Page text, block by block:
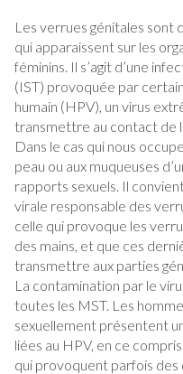
Les verrues génitales sont
qui apparaissent sur les
féminins. Il s’agit d’une
(IST) provoquée par
humain (HPV), un virus
transmettre au contact de
Dans le cas qui nous
peau ou aux muqueuses
rapports sexuels. Il
virale responsable des
celle qui provoque les
des mains, et que ces
transmettre aux parties
La contamination par le
toutes les MST. Les
sexuellement présentent
liées au HPV, en ce
qui provoquent parfois